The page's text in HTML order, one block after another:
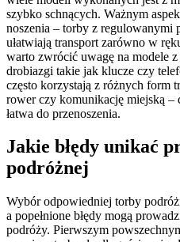
szybko schnących. Ważnym
noszenia – torby z regulowanymi
ułatwiają transport zarówno w
warto zwrócić uwagę na modele
drobiazgi takie jak klucze czy
często korzystają z różnych form
rower czy komunikację miejską –
łatwa do przenoszenia.
Jakie błędy unikać
podróżnej
Wybór odpowiedniej torby
a popełnione błędy mogą
podróży. Pierwszym